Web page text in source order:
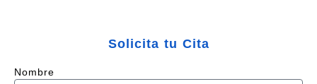
Solicita tu Cita
Nombre